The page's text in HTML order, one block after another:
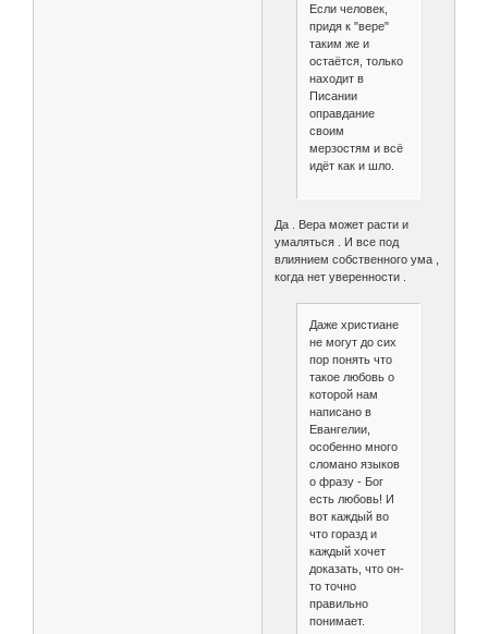
Если человек,
придя к "вере"
таким же и
остаётся, только
находит в
Писании
оправдание
своим
мерзостям и всё
идёт как и шло.
Да . Вера может расти и
умаляться . И все под
влиянием собственного ума ,
когда нет уверенности .
Даже христиане
не могут до сих
пор понять что
такое любовь о
которой нам
написано в
Евангелии,
особенно много
сломано языков
о фразу - Бог
есть любовь! И
вот каждый во
что горазд и
каждый хочет
доказать, что он-
то точно
правильно
понимает.